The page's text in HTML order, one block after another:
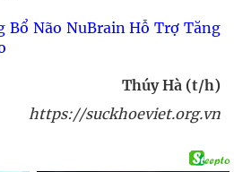
Bổ Não NuBrain Hỗ Trợ Tăng
Thúy Hà (t/h)
https://suckhoeviet.org.vn